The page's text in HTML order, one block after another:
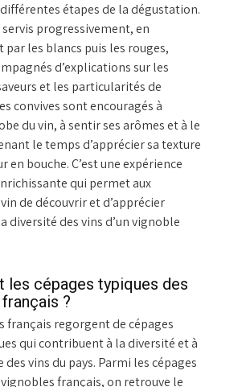
étapes de la dégustation.
servis progressivement, en
les blancs puis les rouges,
d’explications sur les
et les particularités de
convives sont encouragés à
du vin, à sentir ses arômes et à le
le temps d’apprécier sa texture
en bouche. C’est une expérience
qui permet aux
de découvrir et d’apprécier
diversité des vins d’un vignoble
les cépages typiques des
?
français regorgent de cépages
qui contribuent à la diversité et à
vins du pays. Parmi les cépages
français, on retrouve le